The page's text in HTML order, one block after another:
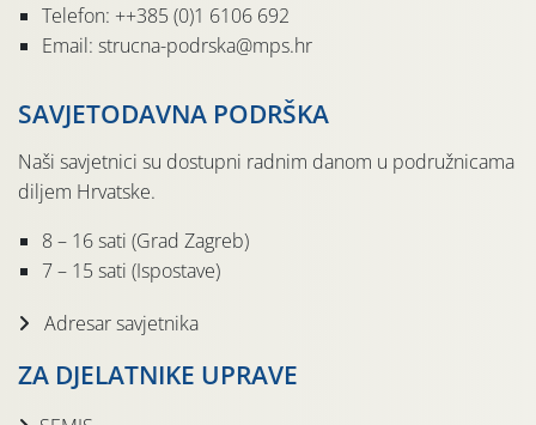
Telefon: ++385 (0)1 6106 692
Email: strucna-podrska@mps.hr
SAVJETODAVNA PODRŠKA
Naši savjetnici su dostupni radnim danom u podružnicama
diljem Hrvatske.
8 – 16 sati (Grad Zagreb)
7 – 15 sati (Ispostave)
Adresar savjetnika
ZA DJELATNIKE UPRAVE